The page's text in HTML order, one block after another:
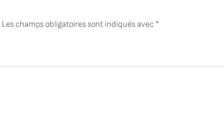
Les champs obligatoires sont indiqués avec *